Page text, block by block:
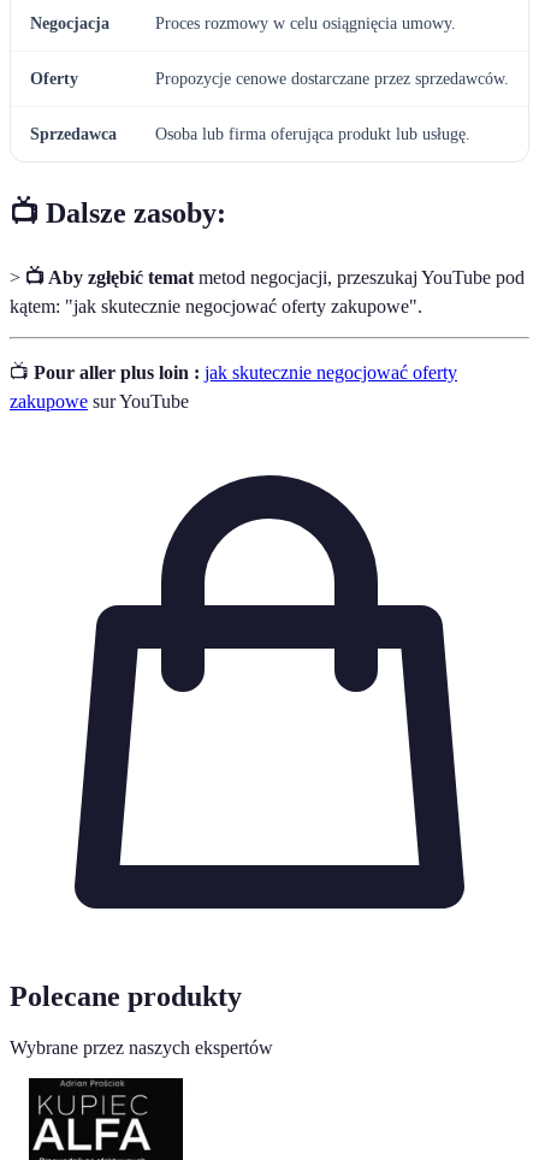
Negocjacja Proces rozmowy w celu osiągnięcia umowy.
Oferty Propozycje cenowe dostarczane przez sprzedawców.
Sprzedawca Osoba lub firma oferująca produkt lub usługę.
📺 Dalsze zasoby:
> 📺 Aby zgłębić tematmetod negocjacji, przeszukaj YouTube pod
kątem: "jak skutecznie negocjować oferty zakupowe".
📺 Pour aller plus loin : jak skutecznie negocjować oferty
zakupowe sur YouTube
Polecane produkty
Wybrane przez naszych ekspertów